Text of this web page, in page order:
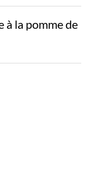
à la pomme de